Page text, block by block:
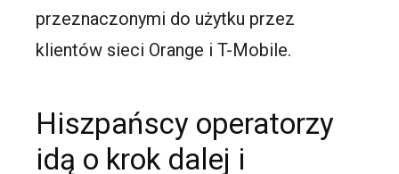
przeznaczonymi do użytku przez
klientów sieci Orange i T-Mobile.
Hiszpańscy operatorzy
idą o krok dalej i